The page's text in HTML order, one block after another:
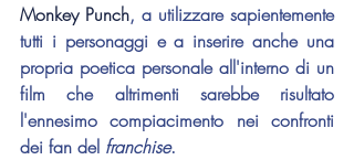
Monkey Punch, a utilizzare sapientemente
tutti i personaggi e a inserire anche una
propria poetica personale all'interno di un
film che altrimenti sarebbe risultato
l'ennesimo compiacimento nei confronti
dei fan del franchise.